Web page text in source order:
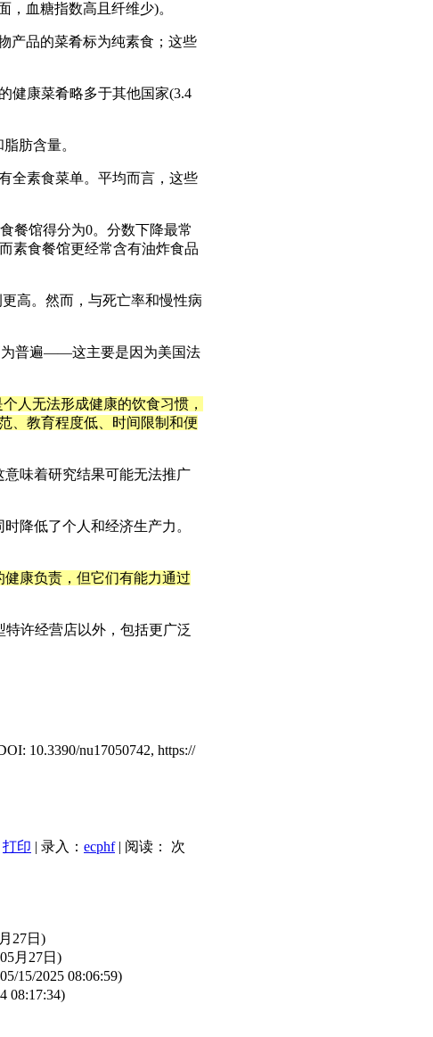
，血糖指数高且纤维少)。
产品的菜肴标为纯素食；这些
健康菜肴略多于其他国家(3.4
肪含量。
全素食菜单。平均而言，这些
餐馆得分为0。分数下降最常
而素食餐馆更经常含有油炸食品
高。然而，与死亡率和慢性病
普遍——这主要是因为美国法
人无法形成健康的饮食习惯，
、教育程度低、时间限制和便
味着研究结果可能无法推广
降低了个人和经济生产力。
康负责，但它们有能力通过
许经营店以外，包括更广泛
10.3390/nu17050742, https://
打印 | 录入： ecphf| 阅读：
次
27日)
月27日)
15/2025 08:06:59)
08:17:34)